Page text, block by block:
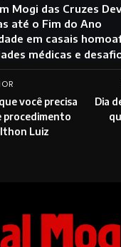
Mogi das Cruzes
até o Fim do Ano
em casais
médicas e
você precisa
procedimento
Luiz
Dia